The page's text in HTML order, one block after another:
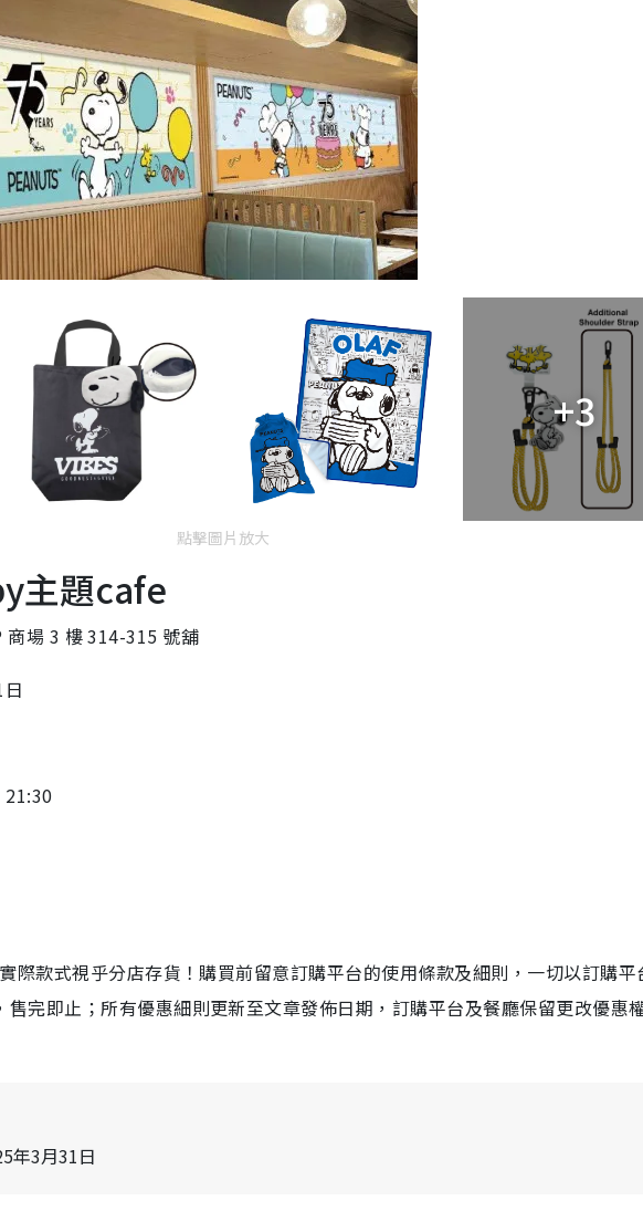
+3
點擊圖片放大
主題cafe
場 3 樓 314-315 號舖
21:30
際款式視乎分店存貨！購買前留意訂購平台的使用條款及細則，一切以訂購平
完即止；所有優惠細則更新至文章發佈日期，訂購平台及餐廳保留更改優惠
年3月31日